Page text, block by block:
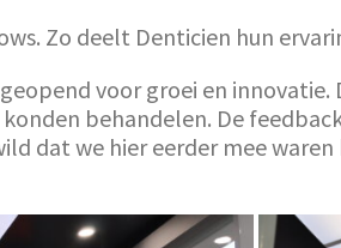
Zo deelt Denticien hun
voor groei en
behandelen. De
dat we hier eerder mee